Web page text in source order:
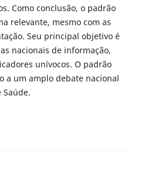
Como conclusão, o padrão
relevante, mesmo com as
Seu principal objetivo é
nacionais de informação,
unívocos. O padrão
a um amplo debate nacional